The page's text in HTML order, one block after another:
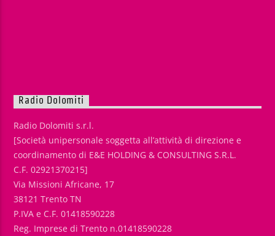
Radio Dolomiti
Radio Dolomiti s.r.l.
[Società unipersonale soggetta all’attività di direzione e
coordinamento di E&E HOLDING & CONSULTING S.R.L.
C.F. 02921370215]
Via Missioni Africane, 17
38121 Trento TN
P.IVA e C.F. 01418590228
Reg. Imprese di Trento n.01418590228